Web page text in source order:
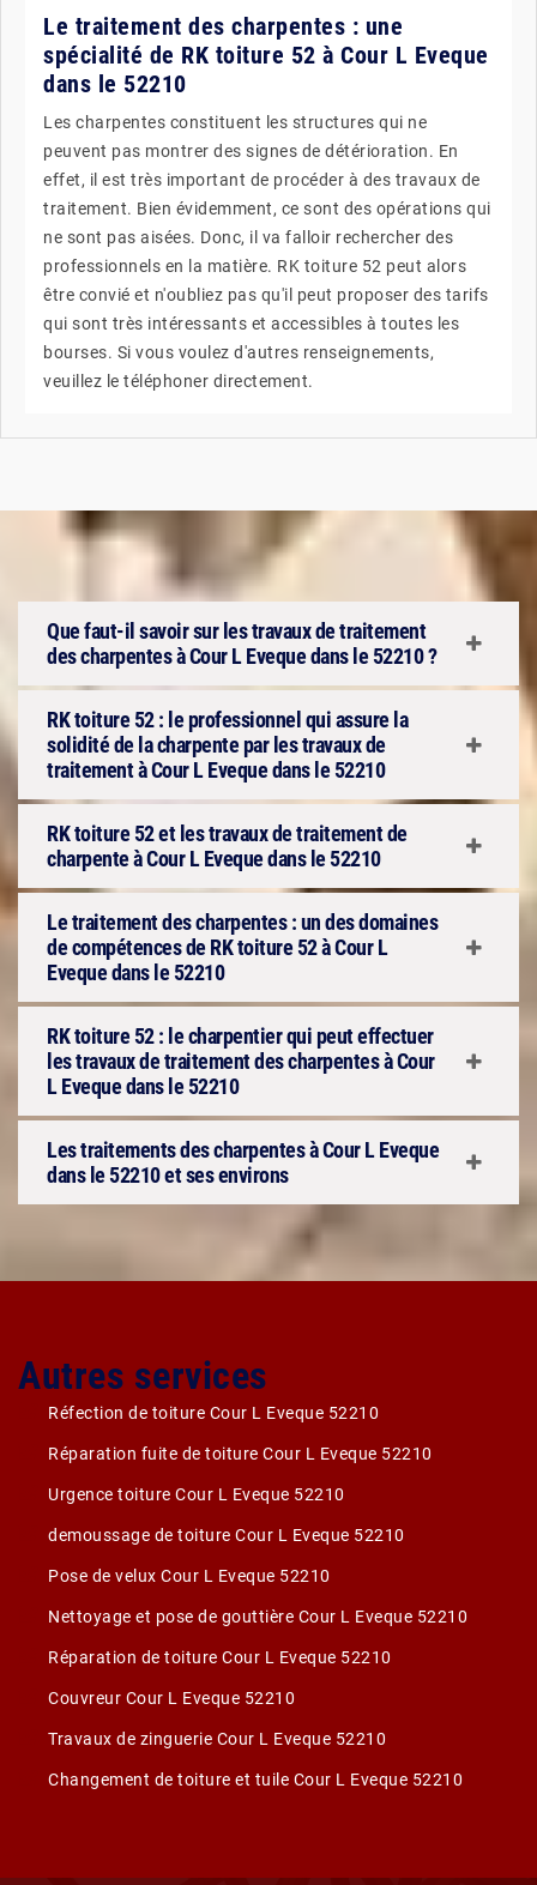
Le traitement des charpentes : une
spécialité de RK toiture 52 à Cour L Eveque
dans le 52210
Les charpentes constituent les structures qui ne
peuvent pas montrer des signes de détérioration. En
effet, il est très important de procéder à des travaux de
traitement. Bien évidemment, ce sont des opérations qui
ne sont pas aisées. Donc, il va falloir rechercher des
professionnels en la matière. RK toiture 52 peut alors
être convié et n'oubliez pas qu'il peut proposer des tarifs
qui sont très intéressants et accessibles à toutes les
bourses. Si vous voulez d'autres renseignements,
veuillez le téléphoner directement.
Que faut-il savoir sur les travaux de traitement
des charpentes à Cour L Eveque dans le 52210 ?
RK toiture 52 : le professionnel qui assure la
solidité de la charpente par les travaux de
traitement à Cour L Eveque dans le 52210
RK toiture 52 et les travaux de traitement de
charpente à Cour L Eveque dans le 52210
Le traitement des charpentes : un des domaines
de compétences de RK toiture 52 à Cour L
Eveque dans le 52210
RK toiture 52 : le charpentier qui peut effectuer
les travaux de traitement des charpentes à Cour
L Eveque dans le 52210
Les traitements des charpentes à Cour L Eveque
dans le 52210 et ses environs
Autres services
Réfection de toiture Cour L Eveque 52210
Réparation fuite de toiture Cour L Eveque 52210
Urgence toiture Cour L Eveque 52210
demoussage de toiture Cour L Eveque 52210
Pose de velux Cour L Eveque 52210
Nettoyage et pose de gouttière Cour L Eveque 52210
Réparation de toiture Cour L Eveque 52210
Couvreur Cour L Eveque 52210
Travaux de zinguerie Cour L Eveque 52210
Changement de toiture et tuile Cour L Eveque 52210